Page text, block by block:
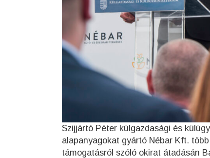
Szijjártó Péter külgazdasági és
alapanyagokat gyártó Nébar Kft.
támogatásról szóló okirat átadásán